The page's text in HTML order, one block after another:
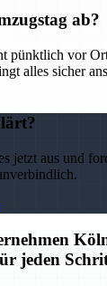
ab?
pünktlich vor
alles sicher
jetzt aus und
jeden